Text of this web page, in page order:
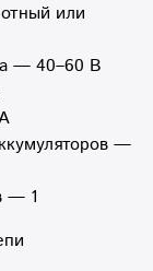
или
— 40–60 В
—
— 1